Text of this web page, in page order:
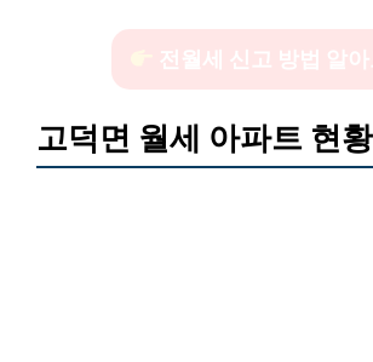
전월세 신고 방법 알아
고덕면 월세 아파트 현